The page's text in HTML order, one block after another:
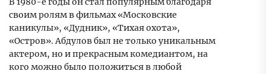
своим ролям в фильмах «Московские
каникулы», «Дудник», «Тихая охота»,
«Остров». Абдулов был не только уникальным
актером, но и прекрасным комедиантом, на
кого можно было положиться в любой